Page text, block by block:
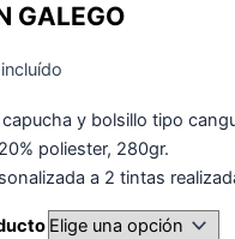
GALEGO
y bolsillo tipo
poliester, 280gr.
a 2 tintas